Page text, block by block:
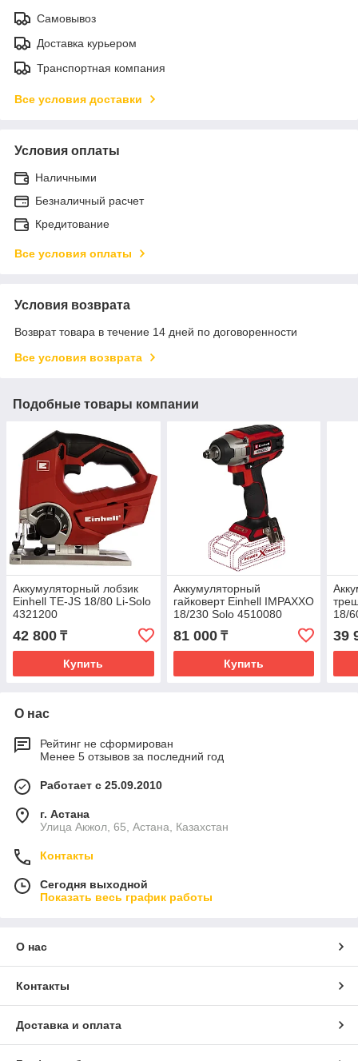
Самовывоз
Доставка курьером
Транспортная компания
Все условия доставки
Условия оплаты
Наличными
Безналичный расчет
Кредитование
Все условия оплаты
Условия возврата
Возврат товара в течение 14 дней по договоренности
Все условия возврата
Подобные товары компании
Аккумуляторный лобзик
Einhell TE-JS 18/80 Li-Solo
4321200
42 800 ₸
Купить
Аккумуляторный
гайковерт Einhell IMPAXXO
18/230 Solo 4510080
81 000₸
Купить
18/
39
О нас
Рейтинг не сформирован
Менее 5 отзывов за последний год
Работает с 25.09.2010
г. Астана
Улица Акжол, 65, Астана, Казахстан
Контакты
Сегодня выходной
Показать весь график работы
О нас
Контакты
Доставка и оплата